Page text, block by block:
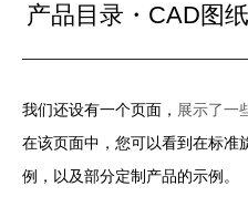
产品目录・CAD图
我们还设有一个页面， 展示了一
在该页面中，您可以看到在标准
例，以及部分定制产品的示例。